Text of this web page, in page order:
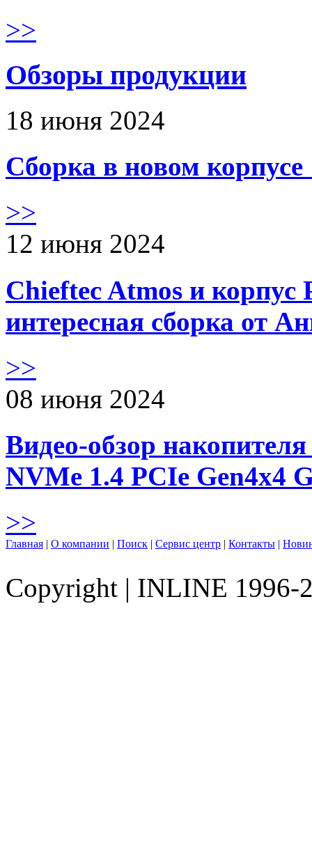
>>
Обзоры продукции
18 июня 2024
Сборка в новом
>>
12 июня 2024
Chieftec Atmos и корпус
интересная сборка от
>>
08 июня 2024
Видео-обзор
NVMe 1.4 PCIe Gen4х4
>>
Главная | О компании | Поиск | Сервис центр | Контакты |
Copyright | INLINE 1996-